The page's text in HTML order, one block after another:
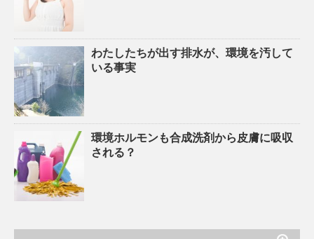
わたしたちが出す排水が、環境を汚して
いる事実
環境ホルモンも合成洗剤から皮膚に吸収
される？